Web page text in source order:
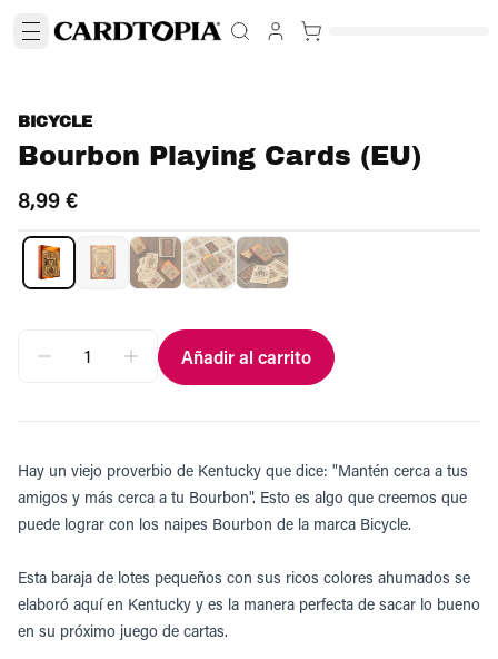
BICYCLE
Bourbon Playing Cards (EU)
8,99 €
Añadir al carrito
Hay un viejo proverbio de Kentucky que dice: "Mantén cerca a tus
amigos y más cerca a tu Bourbon". Esto es algo que creemos que
puede lograr con los naipes Bourbon de la marca Bicycle.
Esta baraja de lotes pequeños con sus ricos colores ahumados se
elaboró ​​aquí en Kentucky y es la manera perfecta de sacar lo bueno
en su próximo juego de cartas.